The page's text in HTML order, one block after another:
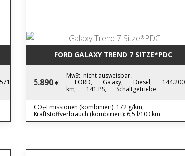
FORD GALAXY TREND 7 SITZE*PDC
5.890 €
MwSt. nicht ausweisbar,
FORD,
Galaxy, Diesel,
144.200
km,
141 PS, Schaltgetriebe
CO₂-Emissionen (kombiniert): 172 g/km,
Kraftstoffverbrauch (kombiniert): 6,5 l/100 km